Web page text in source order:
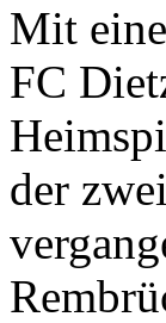
Mit
FC
der